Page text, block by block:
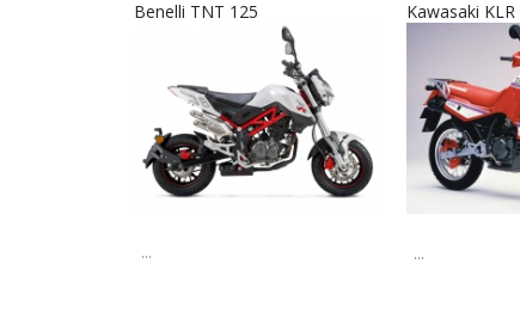
Benelli TNT 125
...
Kawasaki
...